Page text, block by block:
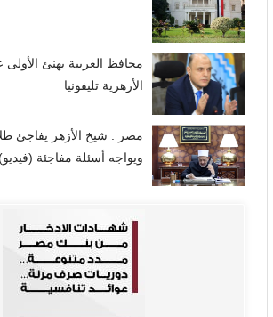
محافظ الغربية يهنئ الأولى
الأزهرية تليفونيا
مصر : شيخ الأزهر يفاجئ
ويواجه أسئلة مفاجئة (فيديو)